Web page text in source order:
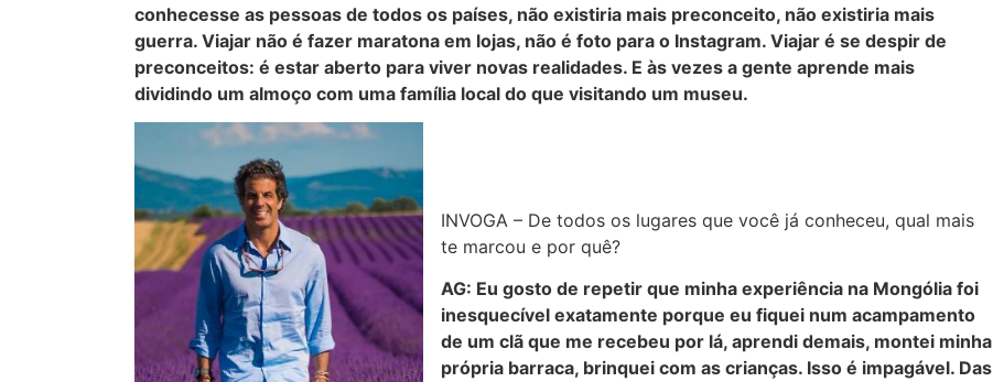
conhecesse as pessoas de todos os países, não existiria mais preconceito, não existiria mais
guerra. Viajar não é fazer maratona em lojas, não é foto para o Instagram. Viajar é se despir de
preconceitos: é estar aberto para viver novas realidades. E às vezes a gente aprende mais
dividindo um almoço com uma família local do que visitando um museu.
INVOGA – De todos os lugares que você já conheceu, qual mais
te marcou e por quê?
AG: Eu gosto de repetir que minha experiência na Mongólia foi
inesquecível exatamente porque eu fiquei num acampamento
de um clã que me recebeu por lá, aprendi demais, montei minha
própria barraca, brinquei com as crianças. Isso é impagável. Das